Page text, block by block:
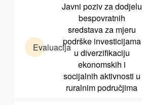
Evaluacija
Javni poziv za dodjelu
bespovratnih
sredstava za mjeru
podrške investicijama
u diverzifikaciju
ekonomskih i
socijalnih aktivnosti u
ruralnim područjima